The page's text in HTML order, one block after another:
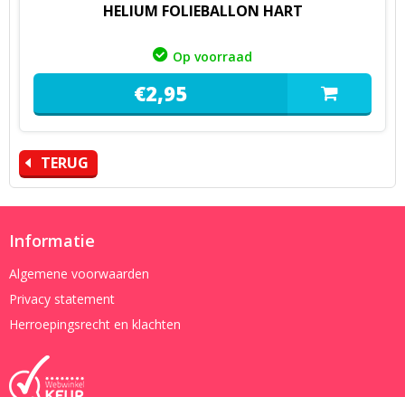
HELIUM FOLIEBALLON HART
Op voorraad
€2,95
TERUG
Informatie
Algemene voorwaarden
Privacy statement
Herroepingsrecht en klachten